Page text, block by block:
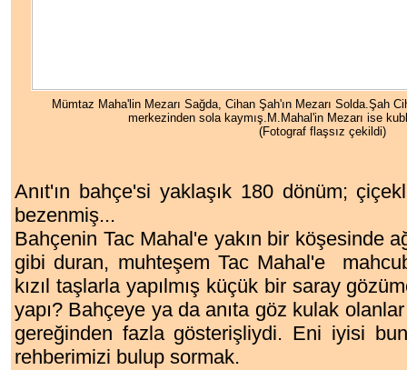
Mümtaz Maha'lin Mezarı Sağda, Cihan Şah'ın Mezarı Solda.Şah
merkezinden sola kaymış.M.Mahal'in Mezarı ise
(Fotograf flaşsız çekildi)
Anıt'ın bahçe'si yaklaşık 180 dönüm;
bezenmiş...
Bahçenin Tac Mahal'e yakın bir köşesinde
gibi duran, muhteşem Tac Mahal'e
kızıl taşlarla yapılmış küçük bir saray
yapı? Bahçeye ya da anıta göz kulak
gereğinden fazla gösterişliydi. Eni iyisi
rehberimizi bulup sormak.